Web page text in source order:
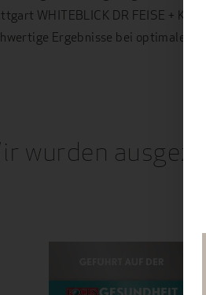
WHITEBLICK DR FEISE +
Ergebnisse bei optimalem
wurden